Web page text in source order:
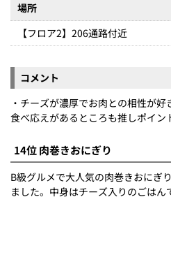
場所
【フロア2】206通路付近
コメント
・チーズが濃厚でお肉との相性が
食べ応えがあるところも推しポイン
14位 肉巻きおにぎり
B級グルメで大人気の肉巻きおにぎ
ました。中身はチーズ入りのごはん